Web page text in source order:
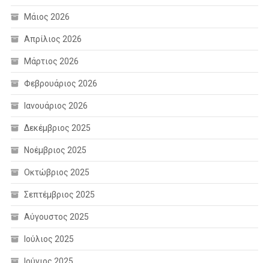
Μάιος 2026
Απρίλιος 2026
Μάρτιος 2026
Φεβρουάριος 2026
Ιανουάριος 2026
Δεκέμβριος 2025
Νοέμβριος 2025
Οκτώβριος 2025
Σεπτέμβριος 2025
Αύγουστος 2025
Ιούλιος 2025